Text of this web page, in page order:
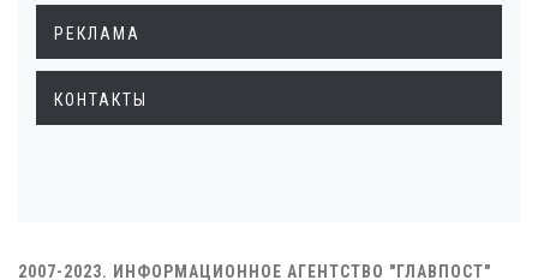
РЕКЛАМА
КОНТАКТЫ
2007-2023. ИНФОРМАЦИОННОЕ АГЕНТСТВО "ГЛАВПОСТ"